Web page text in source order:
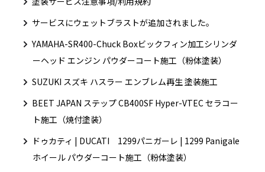
サービスにウェットブラストが追加されました。
YAMAHA-SR400-Chuck Boxビックフィン加工シリンダ
ーヘッド エンジン パウダーコート施工（粉体塗装）
SUZUKI スズキ ハスラー エンブレム再生 塗装施工
BEET JAPAN ステップ CB400SF Hyper-VTEC セラコー
ト施工（焼付塗装）
ドゥカティ | DUCATI 1299パニガーレ | 1299 Panigale
ホイール パウダーコート施工（粉体塗装）